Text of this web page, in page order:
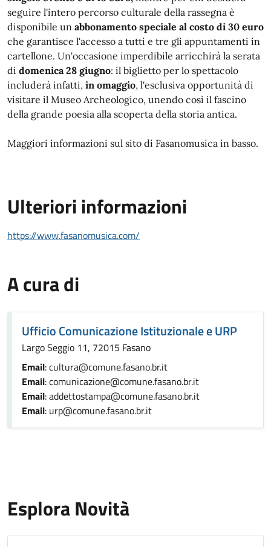
seguire l'intero percorso culturale della rassegna è
disponibile un abbonamento speciale al costo di 30 euro
che garantisce l'accesso a tutti e tre gli appuntamenti in
cartellone. Un'occasione imperdibile arricchirà la serata
di domenica 28 giugno: il biglietto per lo spettacolo
includerà infatti, in omaggio, l'esclusiva opportunità di
visitare il Museo Archeologico, unendo così il fascino
della grande poesia alla scoperta della storia antica.
Maggiori informazioni sul sito di Fasanomusica in basso.
Ulteriori informazioni
https://www.fasanomusica.com/
A cura di
Ufficio Comunicazione Istituzionale e URP
Largo Seggio 11, 72015 Fasano
Email: cultura@comune.fasano.br.it
Email: comunicazione@comune.fasano.br.it
Email: addettostampa@comune.fasano.br.it
Email: urp@comune.fasano.br.it
Esplora Novità